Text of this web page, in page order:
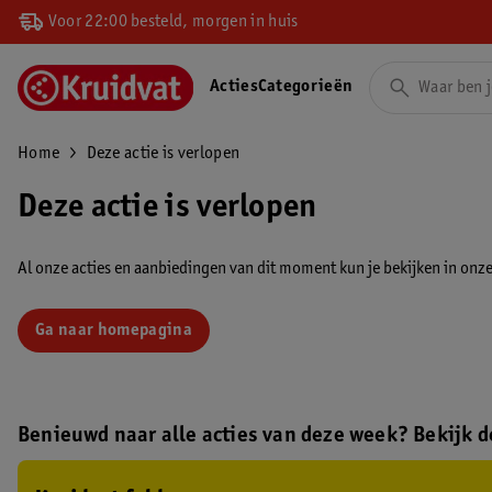
Voor 22:00 besteld, morgen in huis
ActiesCategorieën
Home Deze actie is verlopen
Deze actie is verlopen
Al onze acties en aanbiedingen van dit moment kun je bekijken in
Ga naar homepagina
Benieuwd naar alle acties van deze week? Bekijk